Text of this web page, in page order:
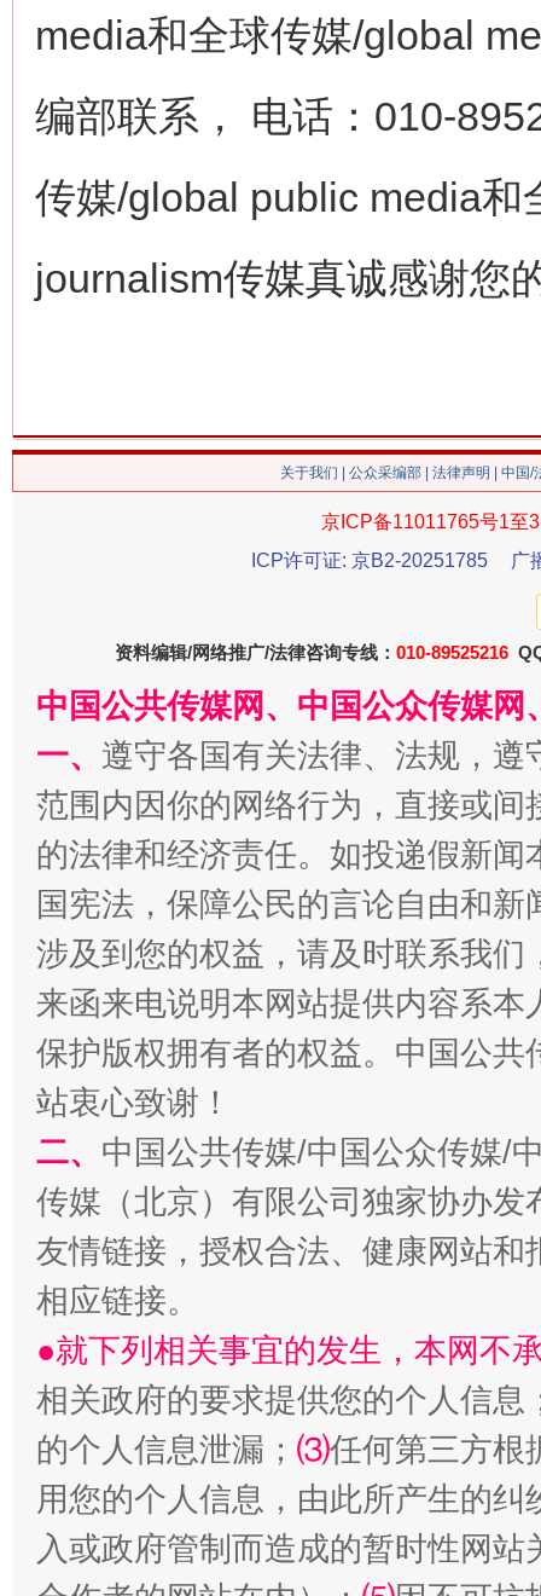
media和全球传媒/global
编部联系， 电话：010-
传媒/global public media
journalism传媒真诚感谢您
关于我们 公众采编部 法律声明 | 中国
京ICP备11011765号1至
ICP许可证: 京B2-20251785
广
资料编辑/网络推广/法律咨询专线： 010-89525216
中国公共传媒网、中国公众传媒
一、 遵守各国有关法律、法规，
范围内因你的网络行为，直接或
的法律和经济责任。如投递假新
国宪法，保障公民的言论自由和
涉及到您的权益，请及时联系我
来函来电说明本网站提供内容系
保护版权拥有者的权益。中国公
站衷心致谢！
二、 中国公共传媒/中国公众传媒/
传媒（北京）有限公司独家协办
友情链接，授权合法、健康网站
相应链接。
●就下列相关事宜的发生，本网不
相关政府的要求提供您的个人信息
的个人信息泄漏； ⑶任何第三方根
用您的个人信息，由此所产生的纠
入或政府管制而造成的暂时性网